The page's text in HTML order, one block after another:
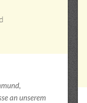
an unserem
Besucher, welche
zugelassen werden sollen.